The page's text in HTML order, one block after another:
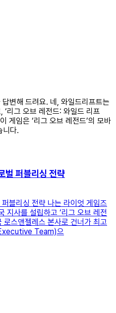
변해 드려요. 네, 와일드리프트는
‘리그 오브 레전드: 와일드 리프
게임은 ‘리그 오브 레전드’의 모바
니다.
벌 퍼블리싱 전략
블리싱 전략 나는 라이엇 게임즈
지사를 설립하고 ‘리그 오브 레전
로스앤젤레스 본사로 건너가 최고
Team)으